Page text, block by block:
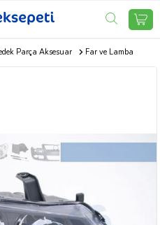
Parça Aksesuar Far ve Lamba